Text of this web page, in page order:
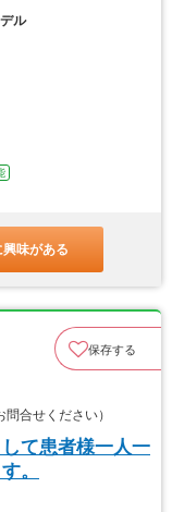
ル
味がある
保存する
合せください）
て患者様一人一
。